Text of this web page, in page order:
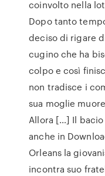
coinvolto nella
Dopo tanto
deciso di rigare
cugino che ha
colpo e così
non tradisce i
sua moglie
Allora […] Il
anche in
Orleans la
incontra suo